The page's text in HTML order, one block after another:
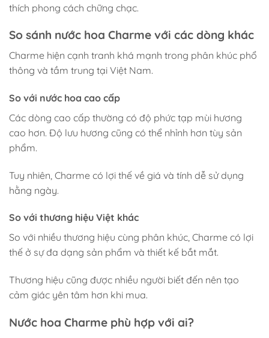
thích phong cách chững chạc.
So sánh nước hoa Charme với các dòng khác
Charme hiện cạnh tranh khá mạnh trong phân khúc phổ
thông và tầm trung tại Việt Nam.
So với nước hoa cao cấp
Các dòng cao cấp thường có độ phức tạp mùi hương
cao hơn. Độ lưu hương cũng có thể nhỉnh hơn tùy sản
phẩm.
Tuy nhiên, Charme có lợi thế về giá và tính dễ sử dụng
hằng ngày.
So với thương hiệu Việt khác
So với nhiều thương hiệu cùng phân khúc, Charme có lợi
thế ở sự đa dạng sản phẩm và thiết kế bắt mắt.
Thương hiệu cũng được nhiều người biết đến nên tạo
cảm giác yên tâm hơn khi mua.
Nước hoa Charme phù hợp với ai?